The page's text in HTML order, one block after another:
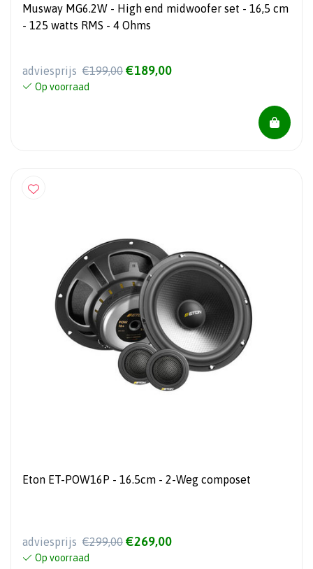
Musway MG6.2W - High end midwoofer set - 16,5 cm
- 125 watts RMS - 4 Ohms
adviesprijs €199,00 €189,00
Op voorraad
Eton ET-POW16P - 16.5cm - 2-Weg composet
adviesprijs €299,00 €269,00
Op voorraad